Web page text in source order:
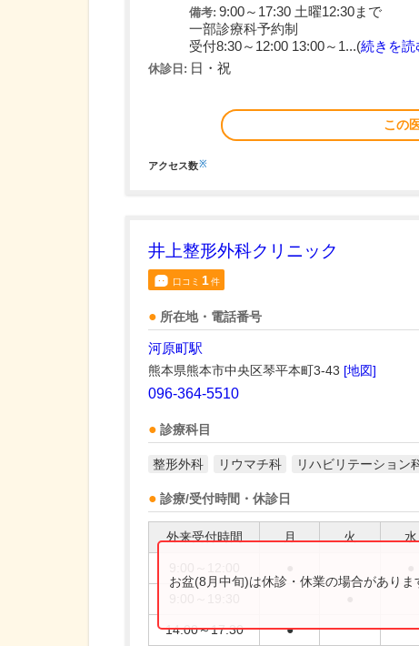
備考: 9:00～17:30 土曜12:30まで
一部診療科予約制
受付8:30～12:00 13:00～1...(続きを読
休診日: 日・祝
この
アクセス数※
井上整形外科クリニック
口コミ 1件
所在地・電話番号
河原町駅
熊本県熊本市中央区琴平本町3-43 [地図]
096-364-5510
診療科目
整形外科 リウマチ科 リハビリテーション
診療/受付時間・休診日
外来受付時間 月 火 水
14:00～17:30 ●
お盆(8月中旬)は休診・休業の場合があり